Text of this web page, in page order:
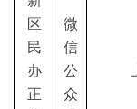
区
民
办
正
微
信
公
众